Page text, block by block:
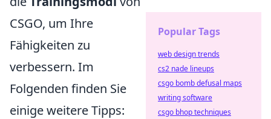
CSGO, um Ihre
Fähigkeiten zu
verbessern. Im
Folgenden finden Sie
einige weitere Tipps:
Popular Tags
web design trends
cs2 nade lineups
csgo bomb defusal maps
writing software
csgo bhop techniques